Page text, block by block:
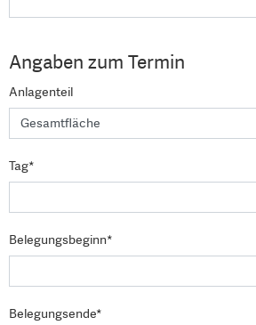
Angaben zum Termin
Anlagenteil
Tag*
Belegungsbeginn*
Belegungsende*